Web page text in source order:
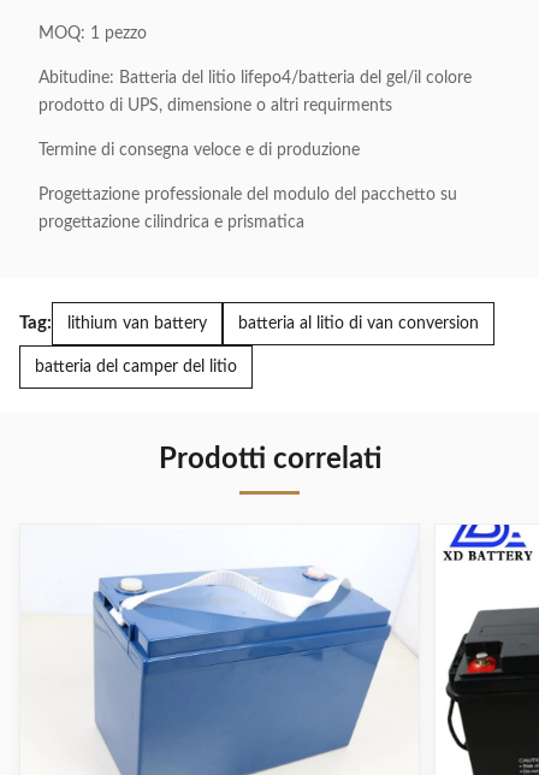
MOQ: 1 pezzo
Abitudine: Batteria del litio lifepo4/batteria del gel/il colore
prodotto di UPS, dimensione o altri requirments
Termine di consegna veloce e di produzione
Progettazione professionale del modulo del pacchetto su
progettazione cilindrica e prismatica
Tag: lithium van battery batteria al litio di van conversion
batteria del camper del litio
Prodotti correlati